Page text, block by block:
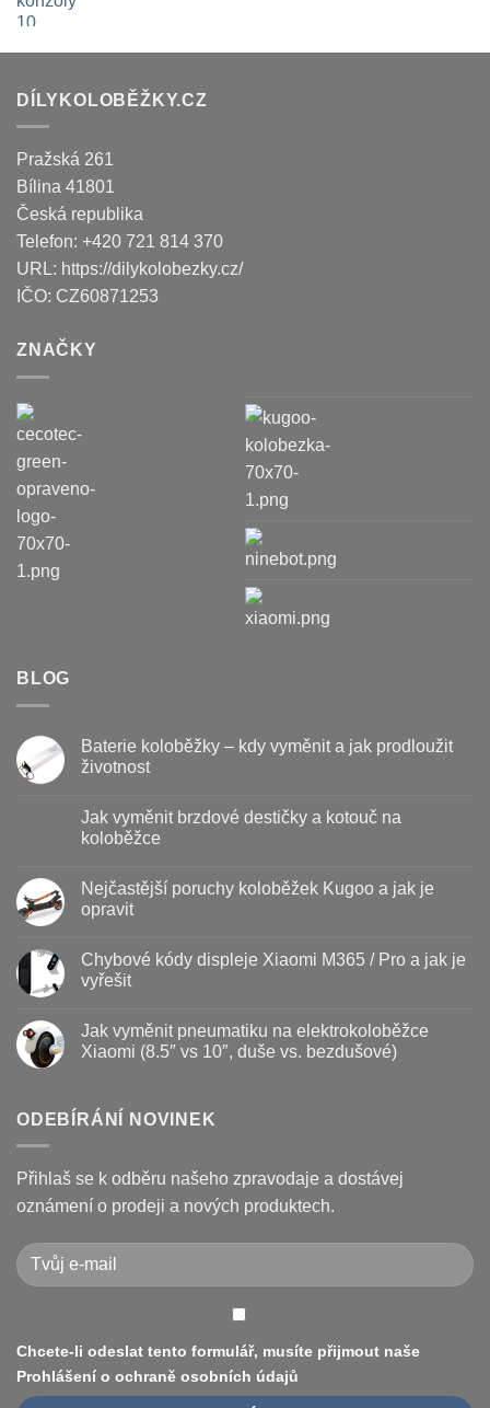
DÍLYKOLOBĚŽKY.CZ
Pražská 261
Bílina 41801
Česká republika
Telefon: +420 721 814 370
URL: https://dilykolobezky.cz/
IČO: CZ60871253
ZNAČKY
BLOG
Baterie koloběžky – kdy vyměnit a jak prodloužit
životnost
textu
s
koloběžky
kdy
jak
prodloužit
životnost
Jak vyměnit brzdové destičky a kotouč na
koloběžce
u
textu
s
vyměnit
brzdové
destičky
na
koloběžce
Nejčastější poruchy koloběžek Kugoo a jak je
opravit
u
textu
s
poruchy
koloběžek
Kugoo
opravit
Chybové kódy displeje Xiaomi M365 / Pro a jak je
vyřešit
textu
s
displeje
Xiaomi
Pro
a
jak
je
Jak vyměnit pneumatiku na elektrokoloběžce
Xiaomi (8.5″ vs 10″, duše vs. bezdušové)
textu
s
vyměnit
pneumatiku
na
elektrokoloběžce
(8.5″
vs
10″,
duše
ODEBÍRÁNÍ NOVINEK
Přihlaš se k odběru našeho zpravodaje a dostávej
oznámení o prodeji a nových produktech.
Chcete-li odeslat tento formulář, musíte přijmout naše
Prohlášení o ochraně osobních údajů